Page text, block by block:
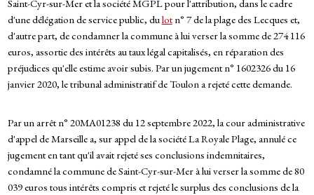
Saint-Cyr-sur-Mer et la société MGPL pour l'attribution, dans le cadre
d'une délégation de service public, dulotn° 7 de la plage des Lecques et,
d'autre part, de condamner la commune à lui verser la somme de 274 116
euros, assortie des intérêts au taux légal capitalisés, en réparation des
préjudices qu'elle estime avoir subis. Par un jugement n° 1602326 du 16
janvier 2020, le tribunal administratif de Toulon a rejeté cette demande.
Par un arrêt n° 20MA01238 du 12 septembre 2022, la cour administrative
d'appel de Marseille a, sur appel de la société La Royale Plage, annulé ce
jugement en tant qu'il avait rejeté ses conclusions indemnitaires,
condamné la commune de Saint-Cyr-sur-Mer à lui verser la somme de 80
039 euros tous intérêts compris et rejeté le surplus des conclusions de la